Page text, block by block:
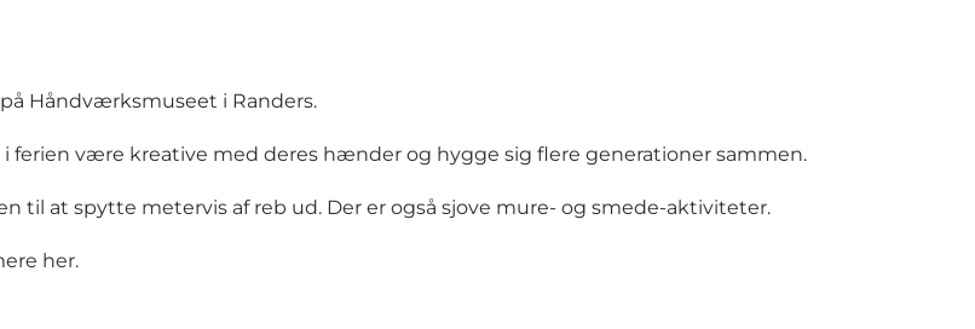
Håndværksmuseet i Randers.
være kreative med deres hænder og hygge sig flere generationer sammen.
til at spytte metervis af reb ud. Der er også sjove mure- og smede-aktiviteter.
her.